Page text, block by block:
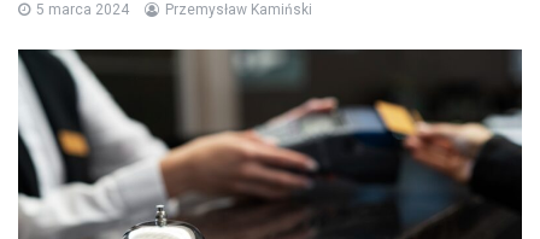
5 marca 2024 Przemysław Kamiński